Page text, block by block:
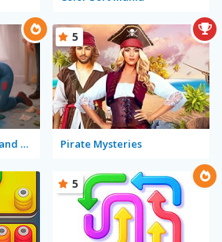
Piece of Cake: Merge and Bake Pirate Mysteries
5
5